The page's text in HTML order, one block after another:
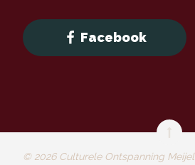
Facebook
© 2026Culturele Ontspanning Meijel